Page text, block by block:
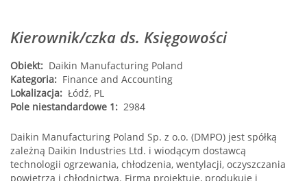
Kierownik/czka ds. Księgowości
Obiekt: Daikin Manufacturing Poland
Kategoria: Finance and Accounting
Lokalizacja: Łódź, PL
Pole niestandardowe 1: 2984
Daikin Manufacturing Poland Sp. z o.o. (DMPO) jest spółką
zależną Daikin Industries Ltd. i wiodącym dostawcą
technologii ogrzewania, chłodzenia, wentylacji, oczyszczania
powietrza i chłodnictwa. Firma projektuje, produkuje i